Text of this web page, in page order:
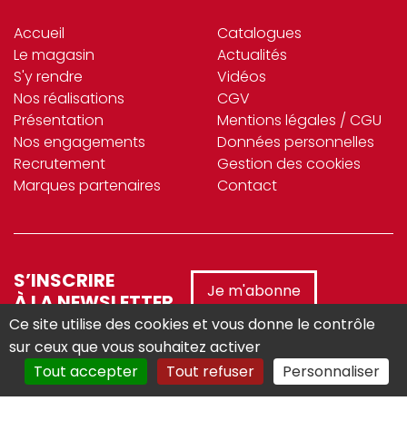
Accueil
Le magasin
S'y rendre
Nos réalisations
Présentation
Nos engagements
Recrutement
Marques partenaires
Catalogues
Actualités
Vidéos
CGV
Mentions légales / CGU
Données personnelles
Gestion des cookies
Contact
S’INSCRIRE
À LA NEWSLETTER
Je m'abonne
Réalisé avec :
Ce site utilise des cookies et vous donne le contrôle
sur ceux que vous souhaitez activer
Tout accepter
Tout refuser Personnaliser